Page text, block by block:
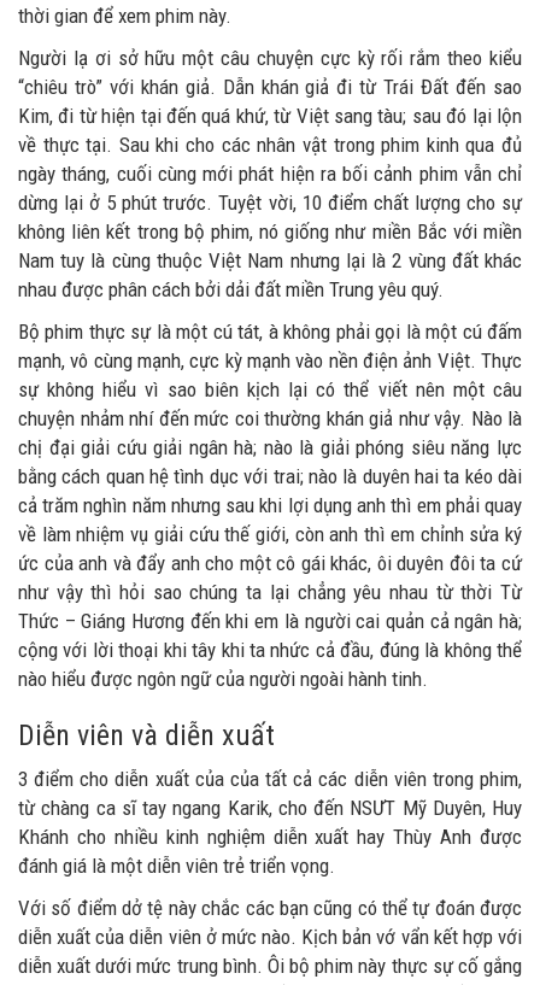
thời gian để xem phim này.
Người lạ ơi sở hữu một câu chuyện cực kỳ rối rắm theo kiểu
“chiêu trò” với khán giả. Dẫn khán giả đi từ Trái Đất đến sao
Kim, đi từ hiện tại đến quá khứ, từ Việt sang tàu; sau đó lại lộn
về thực tại. Sau khi cho các nhân vật trong phim kinh qua đủ
ngày tháng, cuối cùng mới phát hiện ra bối cảnh phim vẫn chỉ
dừng lại ở 5 phút trước. Tuyệt vời, 10 điểm chất lượng cho sự
không liên kết trong bộ phim, nó giống như miền Bắc với miền
Nam tuy là cùng thuộc Việt Nam nhưng lại là 2 vùng đất khác
nhau được phân cách bởi dải đất miền Trung yêu quý.
Bộ phim thực sự là một cú tát, à không phải gọi là một cú đấm
mạnh, vô cùng mạnh, cực kỳ mạnh vào nền điện ảnh Việt. Thực
sự không hiểu vì sao biên kịch lại có thể viết nên một câu
chuyện nhảm nhí đến mức coi thường khán giả như vậy. Nào là
chị đại giải cứu giải ngân hà; nào là giải phóng siêu năng lực
bằng cách quan hệ tình dục với trai; nào là duyên hai ta kéo dài
cả trăm nghìn năm nhưng sau khi lợi dụng anh thì em phải quay
về làm nhiệm vụ giải cứu thế giới, còn anh thì em chỉnh sửa ký
ức của anh và đẩy anh cho một cô gái khác, ôi duyên đôi ta cứ
như vậy thì hỏi sao chúng ta lại chẳng yêu nhau từ thời Từ
Thức – Giáng Hương đến khi em là người cai quản cả ngân hà;
cộng với lời thoại khi tây khi ta nhức cả đầu, đúng là không thể
nào hiểu được ngôn ngữ của người ngoài hành tinh.
Diễn viên và diễn xuất
3 điểm cho diễn xuất của của tất cả các diễn viên trong phim,
từ chàng ca sĩ tay ngang Karik, cho đến NSƯT Mỹ Duyên, Huy
Khánh cho nhiều kinh nghiệm diễn xuất hay Thùy Anh được
đánh giá là một diễn viên trẻ triển vọng.
Với số điểm dở tệ này chắc các bạn cũng có thể tự đoán được
diễn xuất của diễn viên ở mức nào. Kịch bản vớ vẩn kết hợp với
diễn xuất dưới mức trung bình. Ôi bộ phim này thực sự cố gắng